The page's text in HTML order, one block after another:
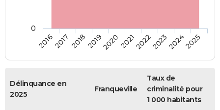
20162017 20182019202020212022202320242025
0
Délinquance en
2025
Franqueville
Taux de
criminalité pour
1 000 habitants